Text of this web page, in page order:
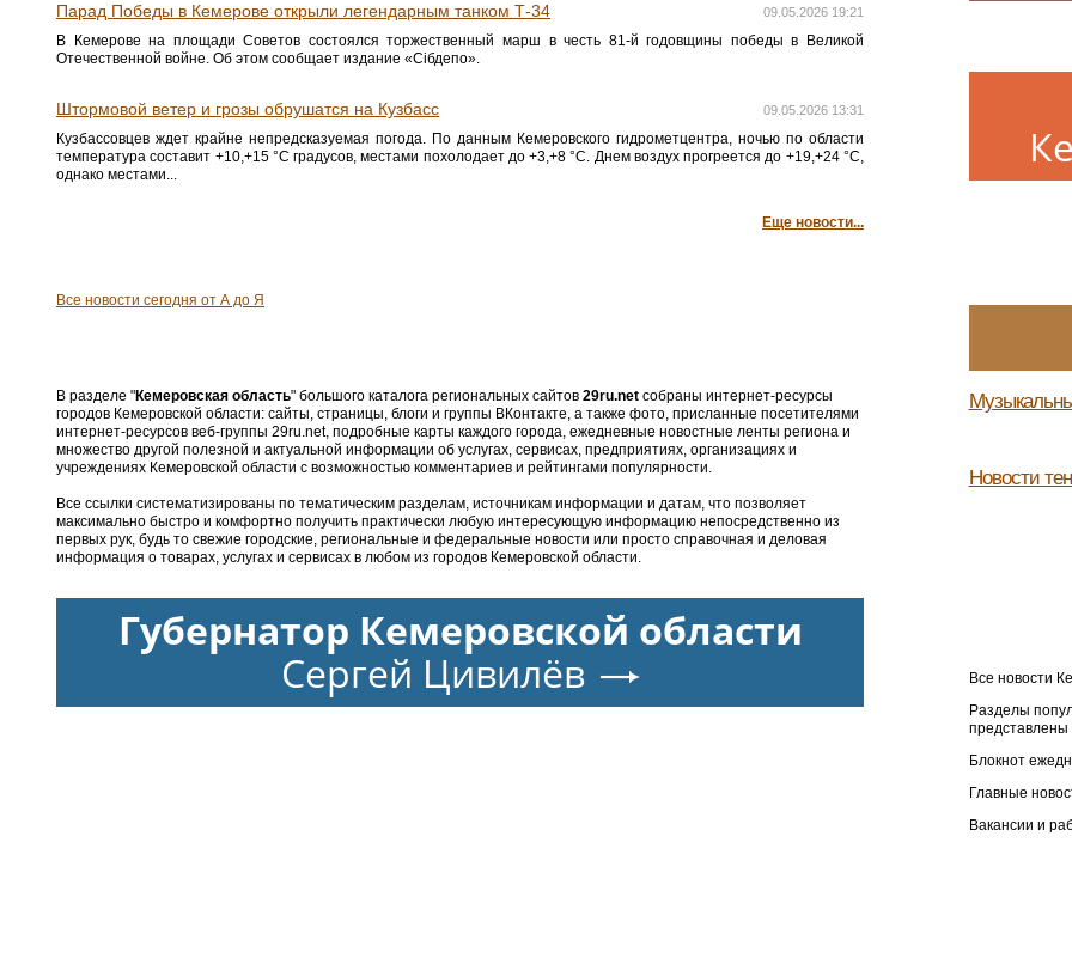
09.05.2026 19:21
Парад Победы в Кемерове открыли легендарным танком Т-34
В Кемерове на площади Советов состоялся торжественный марш в честь 81-й годовщины победы в Великой
Отечественной войне. Об этом сообщает издание «Сiбдепо».
09.05.2026 13:31
Штормовой ветер и грозы обрушатся на Кузбасс
Кузбассовцев ждет крайне непредсказуемая погода. По данным Кемеровского гидрометцентра, ночью по области
температура составит +10,+15 °C градусов, местами похолодает до +3,+8 °C. Днем воздух прогреется до +19,+24 °C,
однако местами...
Еще новости...
Все новости сегодня от А до Я
В разделе "Кемеровская область" большого каталога региональных сайтов 29ru.net собраны интернет-ресурсы
городов Кемеровской области: сайты, страницы, блоги и группы ВКонтакте, а также фото, присланные посетителями
интернет-ресурсов веб-группы 29ru.net, подробные карты каждого города, ежедневные новостные ленты региона и
множество другой полезной и актуальной информации об услугах, сервисах, предприятиях, организациях и
учреждениях Кемеровской области с возможностью комментариев и рейтингами популярности.
Все ссылки систематизированы по тематическим разделам, источникам информации и датам, что позволяет
максимально быстро и комфортно получить практически любую интересующую информацию непосредственно из
первых рук, будь то свежие городские, региональные и федеральные новости или просто справочная и деловая
информация о товарах, услугах и сервисах в любом из городов Кемеровской области.
Губернатор Кемеровской области
Сергей Цивилёв
Новости
Все новости
Разделы
представлены
Блокнот
Главные
Вакансии и